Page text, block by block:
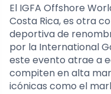
El IGFA Offshore
Costa Rica, es otra
deportiva de
por la International
este evento atrae a
compiten en alta
icónicas como el